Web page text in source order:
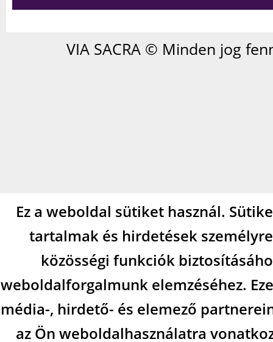
VIA SACRA © Minden jog
Ez a weboldal sütiket használ.
tartalmak és hirdetések
közösségi funkciók
weboldalforgalmunk elemzéséhez.
média-, hirdető- és elemező
az Ön weboldalhasználatra